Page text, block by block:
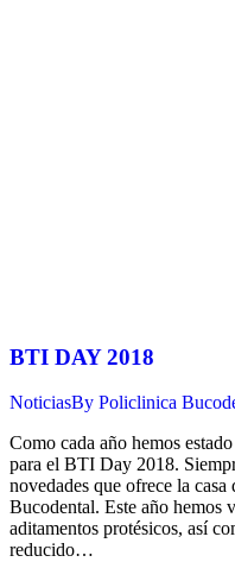
BTI DAY 2018
NoticiasBy Policlinica
Como cada año hemos
para el BTI Day 2018.
novedades que ofrece la
Bucodental. Este año hemos
aditamentos protésicos, así
reducido…